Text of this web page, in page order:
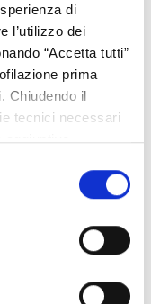
di
l’utilizzo dei
“Accetta tutti”
prima
Chiudendo il
tecnici necessari
aggiuntive
cookie policy.
it/co
it/pr